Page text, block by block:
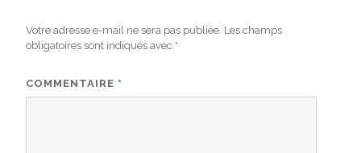
Votre adresse e-mail ne sera pas publiée. Les champs
obligatoires sont indiqués avec *
COMMENTAIRE *